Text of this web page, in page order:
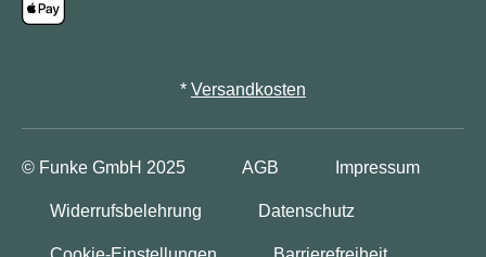
* Versandkosten
© Funke GmbH 2025 AGB Impressum
Widerrufsbelehrung Datenschutz